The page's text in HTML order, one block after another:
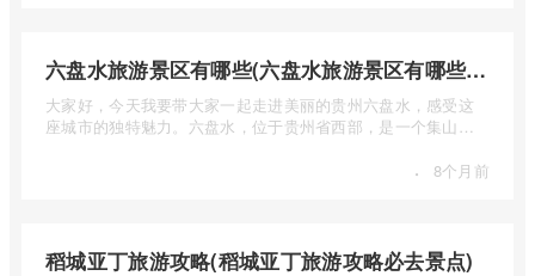
六盘水旅游景区有哪些(六盘水旅游景区有哪些景点值得去)
大家好，今天我要带大家一起走进美丽的贵州六盘水，感受这
座城市的独特魅力。六盘水，位于贵州省西部，是一个集山水
· 8个月前
稻城亚丁旅游攻略(稻城亚丁旅游攻略必去景点)